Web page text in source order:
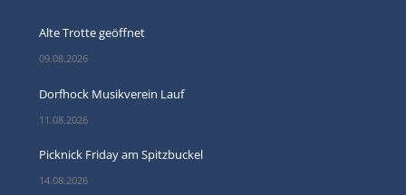
Alte Trotte geöffnet
09.08.2026
Dorfhock Musikverein Lauf
11.08.2026
Picknick Friday am Spitzbuckel
14.08.2026